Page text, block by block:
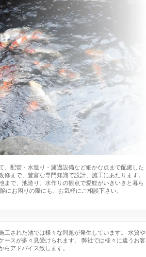
配管・水造り・濾過設備など細かな点まで配慮した
まで、豊富な専門知識で設計、施工にあたります。
で、池造り、水作りの観点で愛鯉がいきいきと暮ら
にお困りの際にも、お気軽にご相談下さい。
工された池では様々な問題が発生しています。 水質や
スが多々見受けられます。 弊社では様々に違うお客
アドバイス致します。